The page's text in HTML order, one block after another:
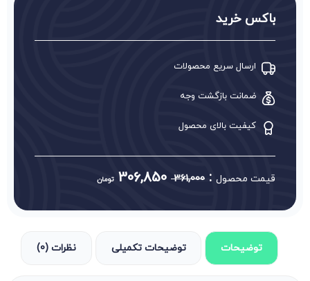
باکس خرید
ارسال سریع محصولات
ضمانت بازگشت وجه
کیفیت بالای محصول
قیمت محصول :
361,000
306,850 تومان
توضیحات توضیحات تکمیلی نظرات (0)